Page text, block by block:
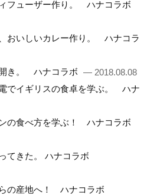
フューザー作り。 ハナコラボ
おいしいカレー作り。 ハナコラ
き。 ハナコラボ — 2018.08.08
でイギリスの食卓を学ぶ。 ハナ
の食べ方を学ぶ！ ハナコラボ
てきた。 ハナコラボ
の産地へ！ ハナコラボ